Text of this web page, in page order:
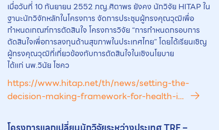
เมื่อวันที่ 10 กันยายน 2552 ภญ.ศิตาพร ยังคง นักวิจัย HITAP ใน
ฐานะนักวิจักหลักในโครงการ จัดการประชุมผู้ทรงคุณวุฒิเพื่อ
กำหนดเกณฑ์การตัดสินใจ โครงการวิจัย “การกำหนดกรอบการ
ตัดสินใจเพื่อการลงทุนด้านสุขภาพในประเทศไทย” โดยได้เรียนเชิญ
ผู้ทรงคุณวุฒิที่เกี่ยวข้องกับการตัดสินใจในเชิงนโยบาย
ได้แก่ นพ.วินัย โชคว
https://www.hitap.net/th/news/setting-the-
decision-making-framework-for-health-i...